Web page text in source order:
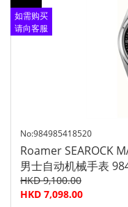
如需购买
请向客服
No:984985418520
Roamer SEAROCK
男士自动机械手表
HKD 9,100.00
HKD 7,098.00